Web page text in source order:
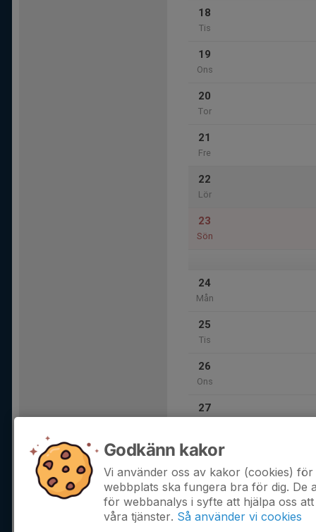
18
Tis
19
Ons
20
Tor
21
Fre
22
Lör
23
Sön
24
Mån
25
Tis
26
Ons
27
28
Godkänn kakor
Vi använder oss av kakor (cookies)
webbplats ska fungera bra för dig. De
för webbanalys i syfte att hjälpa oss
våra tjänster. Så använder vi cookies